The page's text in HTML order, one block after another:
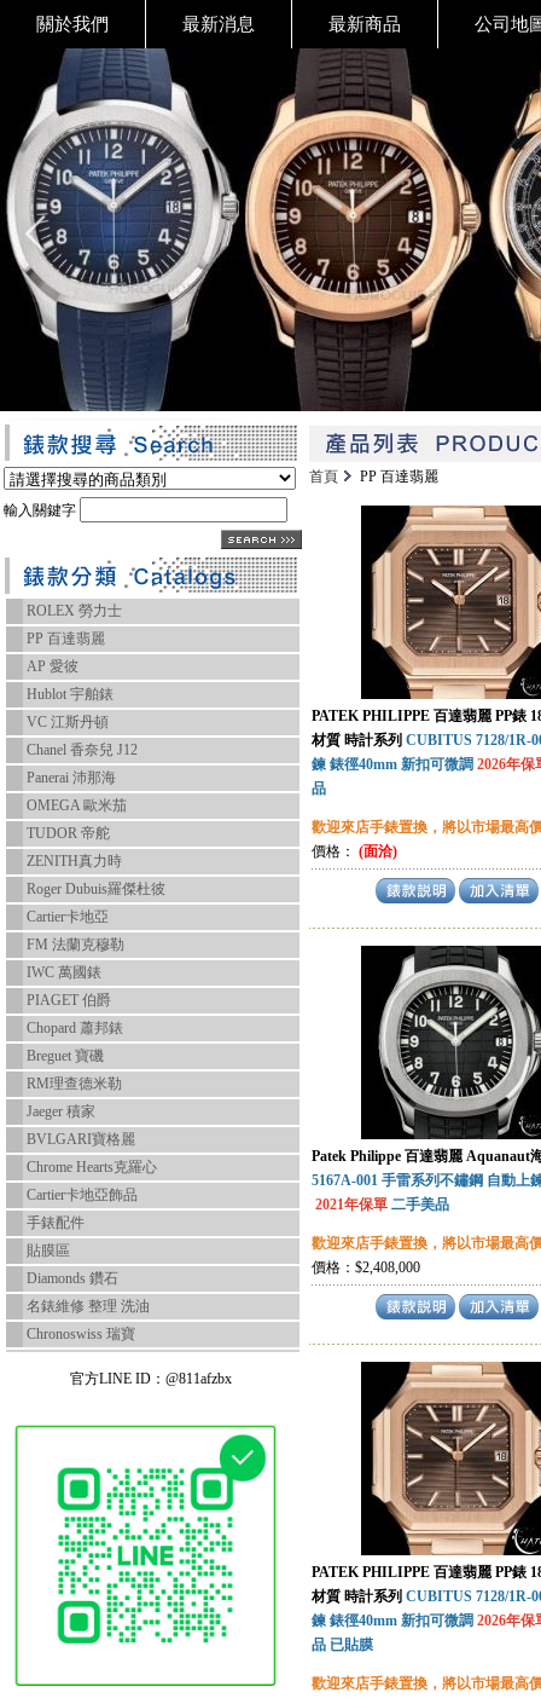
關於我們 最新消息 最新商品 公司地
輸入關鍵字
ROLEX 勞力士
PP 百達翡麗
AP 愛彼
Hublot 宇舶錶
VC 江斯丹頓
Chanel 香奈兒 J12
Panerai 沛那海
OMEGA 歐米茄
TUDOR 帝舵
ZENITH真力時
Roger Dubuis羅傑杜彼
Cartier卡地亞
FM 法蘭克穆勒
IWC 萬國錶
PIAGET 伯爵
Chopard 蕭邦錶
Breguet 寶磯
RM理查德米勒
Jaeger 積家
BVLGARI寶格麗
Chrome Hearts克羅心
Cartier卡地亞飾品
手錶配件
貼膜區
Diamonds 鑽石
名錶維修 整理 洗油
Chronoswiss 瑞寶
官方LINE ID：@811afzbx
首頁 PP 百達翡麗
PATEK PHILIPPE 百達翡麗 PP錶
材質 時計系列 CUBITUS 7128/1R-
鍊 錶徑40mm 新扣可微調 2026年保
品
歡迎來店手錶置換，將以市場最高
價格： (面洽)
Patek Philippe 百達翡麗 Aquanaut
5167A-001 手雷系列不鏽鋼 自動上
2021年保單 二手美品
歡迎來店手錶置換，將以市場最高
價格：$2,408,000
PATEK PHILIPPE 百達翡麗 PP錶
材質 時計系列 CUBITUS 7128/1R-
鍊 錶徑40mm 新扣可微調 2026年保
品 已貼膜
歡迎來店手錶置換，將以市場最高